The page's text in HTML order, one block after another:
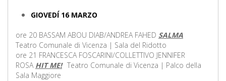
GIOVEDÍ 16 MARZO
ore 20 BASSAM ABOU DIAB/ANDREA FAHED SALMA
Teatro Comunale di Vicenza | Sala del Ridotto
ore 21 FRANCESCA FOSCARINI/COLLETTIVO JENNIFER
ROSA HIT ME! Teatro Comunale di Vicenza | Palco della
Sala Maggiore